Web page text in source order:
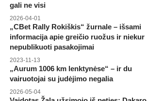
gali ne visi
2026-04-01
„CBet Rally Rokiškis“ žurnale – išsami
informacija apie greičio ruožus ir niekur
nepublikuoti pasakojimai
2023-11-13
„Aurum 1006 km lenktynėse“ – ir du
vairuotojai su judėjimo negalia
2026-05-04